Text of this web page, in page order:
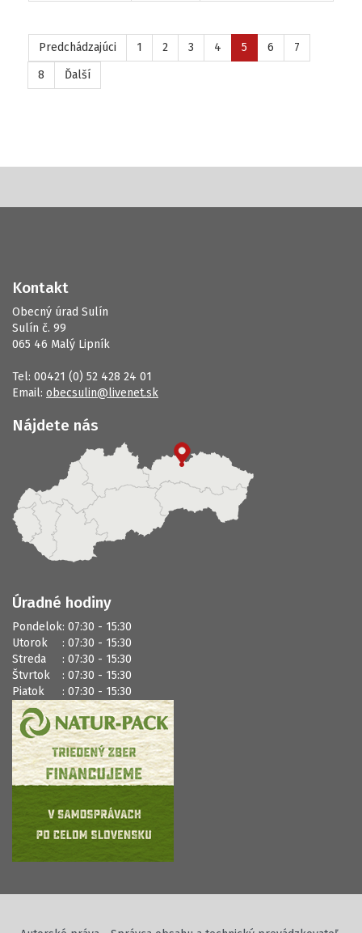
Predchádzajúci 1 2 3 4 5 6
7
8
Ďalší
Kontakt
Obecný úrad Sulín
Sulín č. 99
065 46 Malý Lipník
Tel: 00421 (0) 52 428 24 01
Email: obecsulin@livenet.sk
Nájdete nás
Úradné hodiny
Pondelok
Utorok
Streda
Štvrtok
Piatok
: 07:30 - 15:30
: 07:30 - 15:30
: 07:30 - 15:30
: 07:30 - 15:30
: 07:30 - 15:30